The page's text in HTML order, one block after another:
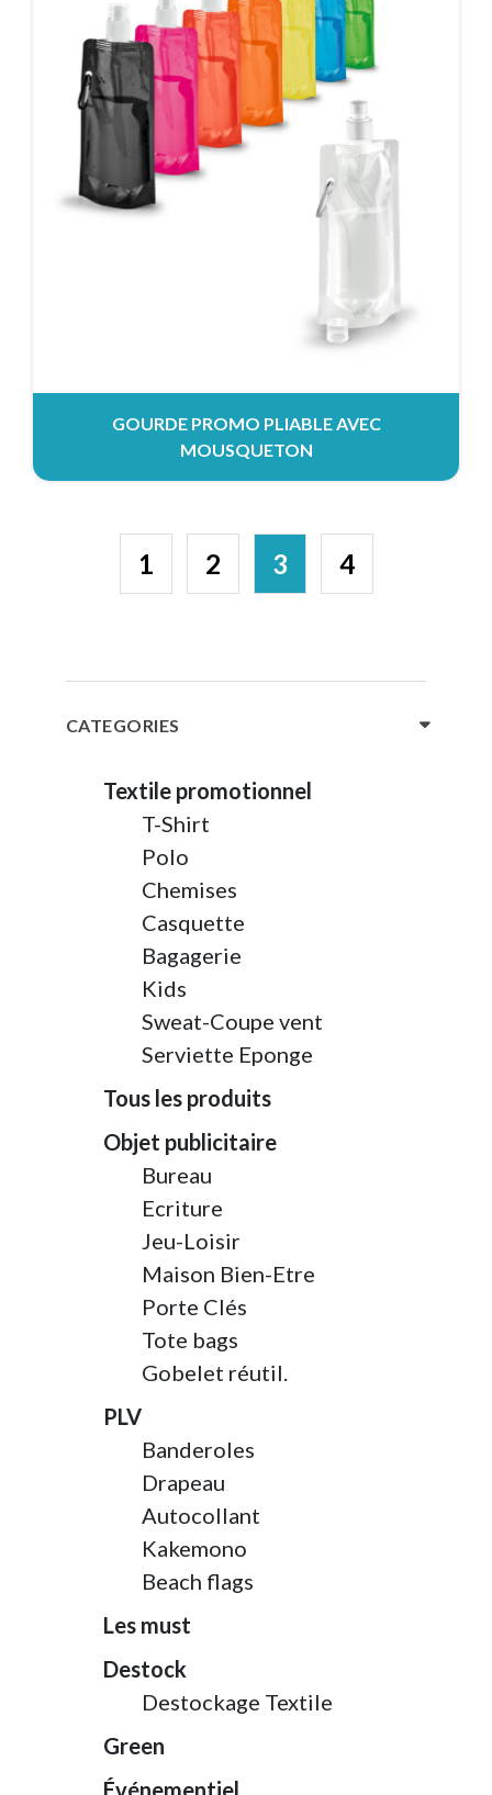
CATEGORIES
Textile promotionnel
T-Shirt
Polo
Chemises
Casquette
Bagagerie
Kids
Sweat-Coupe vent
Serviette Eponge
Tous les produits
Objet publicitaire
Bureau
Ecriture
Jeu-Loisir
Maison Bien-Etre
Porte Clés
Tote bags
Gobelet réutil.
PLV
Banderoles
Drapeau
Autocollant
Kakemono
Beach flags
Les must
Destock
Destockage Textile
Green
Événementiel
GOURDE PROMO PLIABLE AVEC
MOUSQUETON
1 2 3 4